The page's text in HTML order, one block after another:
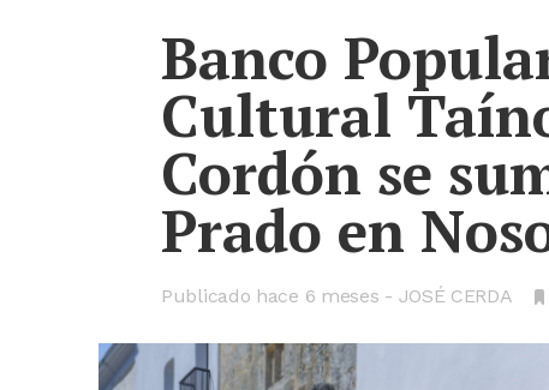
Banco
Cultural
Cordón se
Prado en
Publicado hace 6 meses JOSÉ CERDA